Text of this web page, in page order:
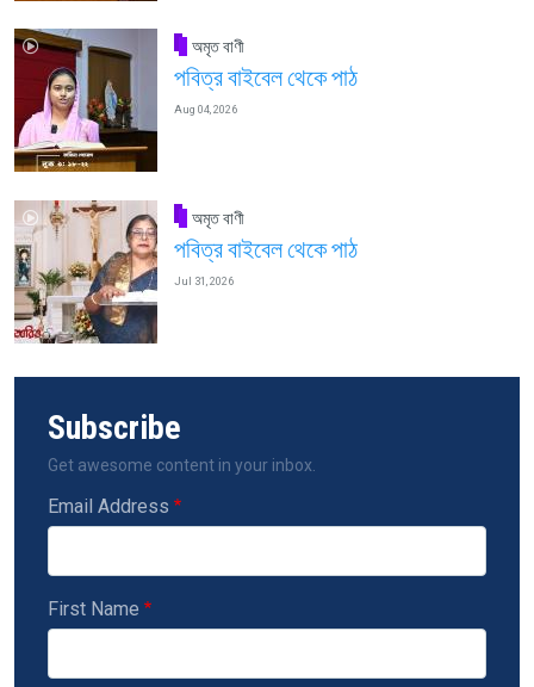
অমৃত বাণী
পবিত্র বাইবেল থেকে পাঠ
Aug 04, 2026
অমৃত বাণী
পবিত্র বাইবেল থেকে পাঠ
Jul 31, 2026
Subscribe
Get awesome content in your inbox.
Email Address
First Name